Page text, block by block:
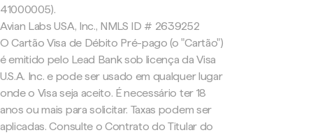
41000005).
Avian Labs USA, Inc., NMLS ID # 2639252
O Cartão Visa de Débito Pré-pago (o "Cartão")
é emitido pelo Lead Bank sob licença da Visa
U.S.A. Inc. e pode ser usado em qualquer lugar
onde o Visa seja aceito. É necessário ter 18
anos ou mais para solicitar. Taxas podem ser
aplicadas. Consulte o Contrato do Titular do